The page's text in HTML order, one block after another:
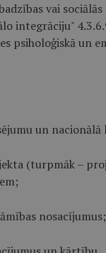
vai
integrāciju"
psiholoģiskā un
un
(turpmāk –
nosacījumus;